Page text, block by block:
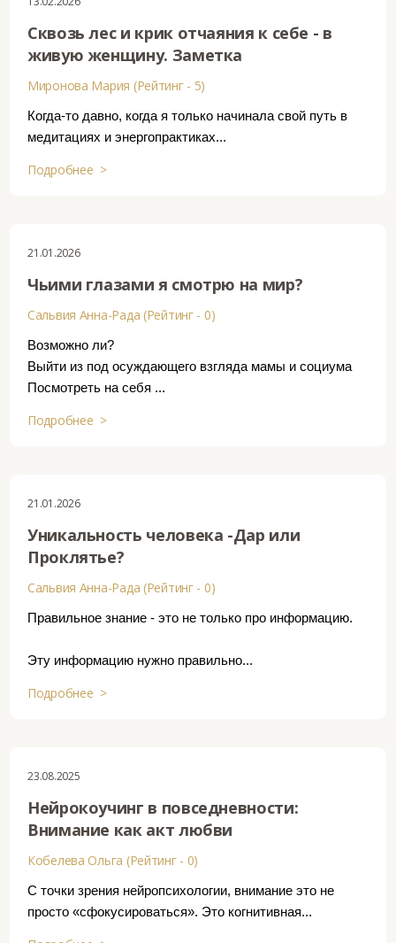
Сквозь лес и крик отчаяния к себе - в
живую женщину. Заметка
Миронова Мария (Рейтинг - 5)
Когда-то давно, когда я только начинала свой путь в
медитациях и энергопрактиках...
Подробнее >
21.01.2026
Чьими глазами я смотрю на мир?
Сальвия Анна-Рада (Рейтинг - 0)
Возможно ли?
Выйти из под осуждающего взгляда мамы и социума
Посмотреть на себя ...
Подробнее >
21.01.2026
Уникальность человека -Дар или
Проклятье?
Сальвия Анна-Рада (Рейтинг - 0)
Правильное знание - это не только про информацию.
Эту информацию нужно правильно...
Подробнее >
23.08.2025
Нейрокоучинг в повседневности:
Внимание как акт любви
Кобелева Ольга (Рейтинг - 0)
С точки зрения нейропсихологии, внимание это не
просто «сфокусироваться». Это когнитивная...